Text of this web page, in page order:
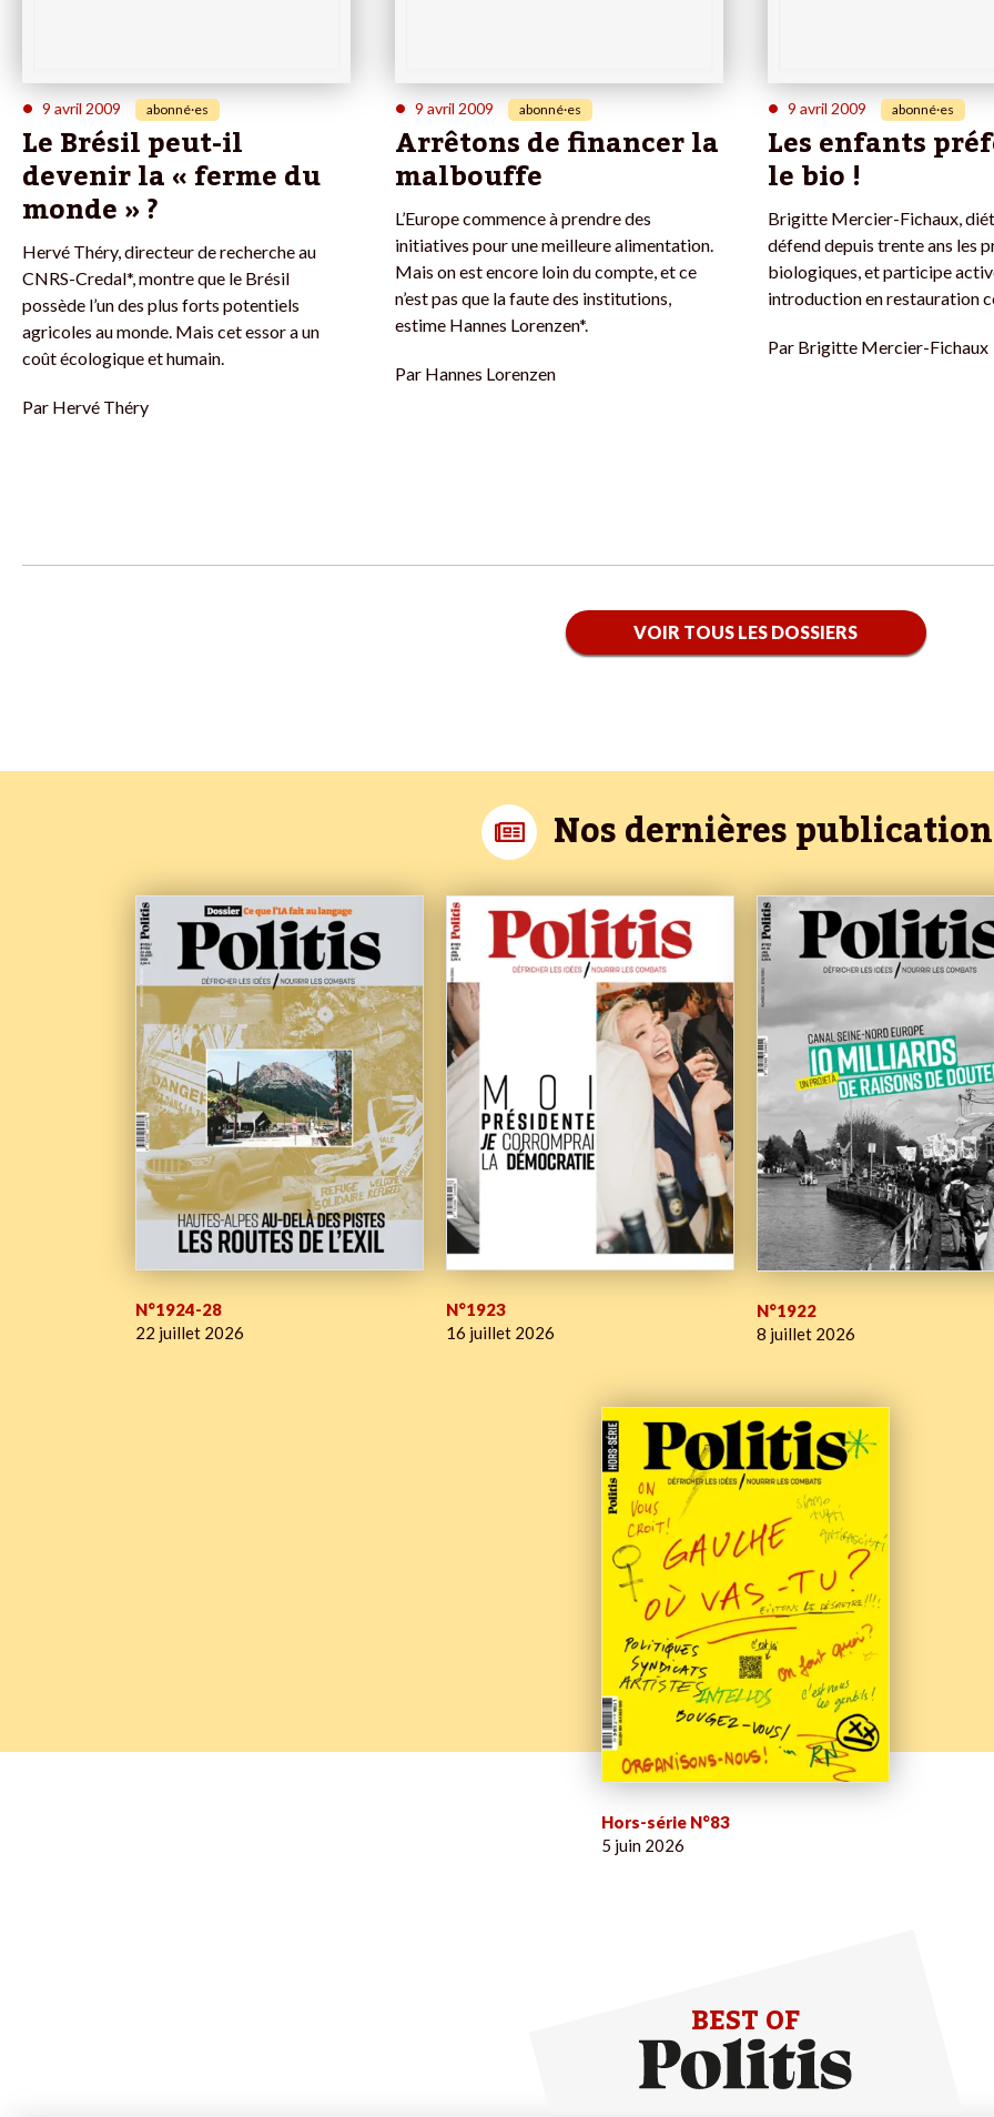
• 9 avril 2009 abonné·es
Le Brésil peut-il
devenir la « ferme du
monde » ?
Hervé Théry, directeur de recherche au
CNRS-Credal*, montre que le Brésil
possède l’un des plus forts potentiels
agricoles au monde. Mais cet essor a un
coût écologique et humain.
Par Hervé Théry
• 9 avril 2009 abonné·es
Arrêtons de financer la
malbouffe
L’Europe commence à prendre des
initiatives pour une meilleure alimentation.
Mais on est encore loin du compte, et ce
n’est pas que la faute des institutions,
estime Hannes Lorenzen*.
Par Hannes Lorenzen
• 9 avril 2009 abonné·es
Les enfants
le bio !
Brigitte Mercier-Fichaux,
défend depuis trente ans les
biologiques, et participe
introduction en restauration
Par Brigitte Mercier-Fichaux
VOIR TOUS LES DOSSIERS
Nos dernières
N°1924-28
22 juillet 2026
N°1923
16 juillet 2026
N°1922
8 juillet 2026
Hors-série N°83
5 juin 2026
BEST OF